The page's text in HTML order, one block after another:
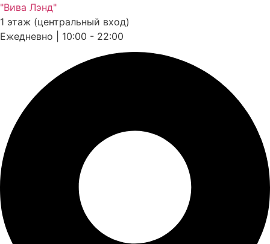
"Вива Лэнд"
1 этаж (центральный вход)
Ежедневно | 10:00 - 22:00